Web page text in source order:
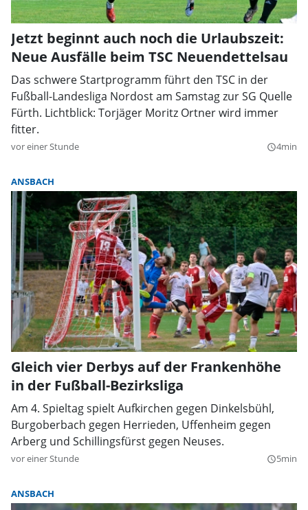
Jetzt beginnt auch noch die Urlaubszeit:
Neue Ausfälle beim TSC Neuendettelsau
Das schwere Startprogramm führt den TSC in der
Fußball-Landesliga Nordost am Samstag zur SG Quelle
Fürth. Lichtblick: Torjäger Moritz Ortner wird immer
fitter.
vor einer Stunde query_builder4min
ANSBACH
Gleich vier Derbys auf der Frankenhöhe
in der Fußball-Bezirksliga
Am 4. Spieltag spielt Aufkirchen gegen Dinkelsbühl,
Burgoberbach gegen Herrieden, Uffenheim gegen
Arberg und Schillingsfürst gegen Neuses.
vor einer Stunde query_builder5min
ANSBACH